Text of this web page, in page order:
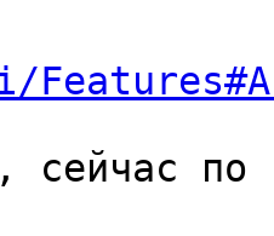
сейчас по